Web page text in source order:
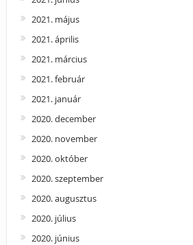
2021. május
2021. április
2021. március
2021. február
2021. január
2020. december
2020. november
2020. október
2020. szeptember
2020. augusztus
2020. július
2020. június